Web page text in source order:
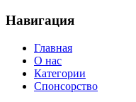
Навигация
Главная
О нас
Категории
Спонсорство